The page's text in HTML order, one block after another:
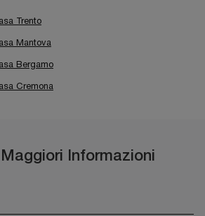
Trento
Mantova
Bergamo
Cremona
Maggiori Informazioni